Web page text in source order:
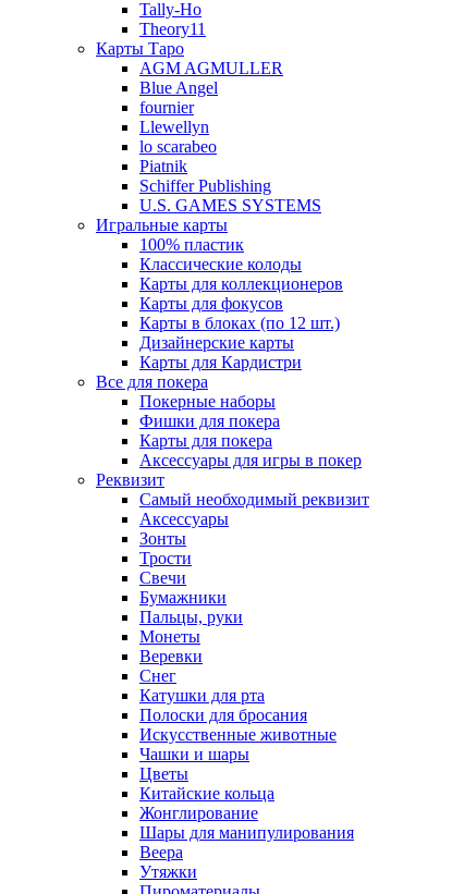
Tally-Ho
Theory11
Карты Таро
AGM AGMULLER
Blue Angel
fournier
Llewellyn
lo scarabeo
Piatnik
Schiffer Publishing
U.S. GAMES SYSTEMS
Игральные карты
100% пластик
Классические колоды
Карты для коллекционеров
Карты для фокусов
Карты в блоках (по 12 шт.)
Дизайнерские карты
Карты для Кардистри
Все для покера
Покерные наборы
Фишки для покера
Карты для покера
Аксессуары для игры в покер
Реквизит
Самый необходимый реквизит
Аксессуары
Зонты
Трости
Свечи
Бумажники
Пальцы, руки
Монеты
Веревки
Снег
Катушки для рта
Полоски для бросания
Искусственные животные
Чашки и шары
Цветы
Китайские кольца
Жонглирование
Шары для манипулирования
Веера
Утяжки